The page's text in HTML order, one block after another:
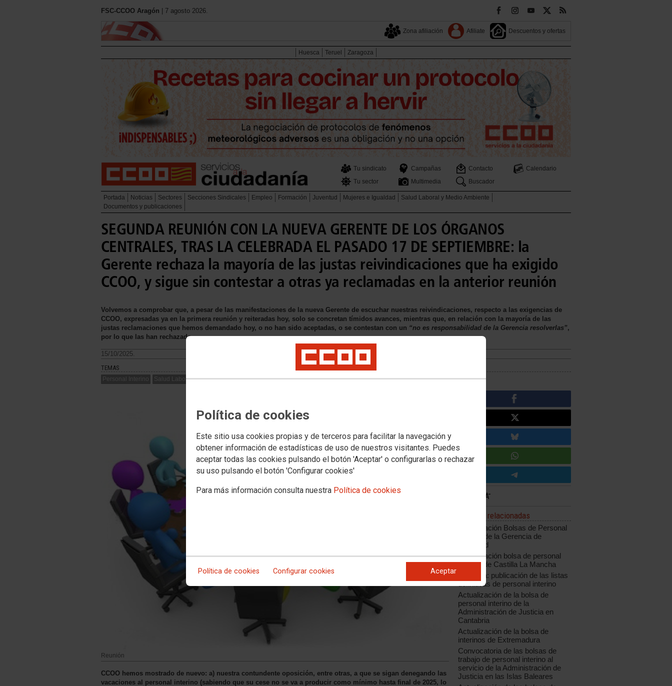
Política de cookies
Este sitio usa cookies propias y de terceros para facilitar la navegación y
obtener información de estadísticas de uso de nuestros visitantes. Puedes
aceptar todas las cookies pulsando el botón 'Aceptar' o configurarlas o rechazar
su uso pulsando el botón 'Configurar cookies'
Para más información consulta nuestra Política de cookies
Política de cookies Configurar cookies Aceptar
FSC-CCOO Aragón | 7 agosto 2026.
Zona afiliación Afiliate Descuentos y ofertas
Huesca Teruel Zaragoza
Tu sindicato Campañas Contacto
Calendario
Tu sector
Multimedia Buscador
Portada Noticias Sectores Secciones Sindicales Empleo Formación Juventud Mujeres e Igualdad
Salud Laboral y Medio Ambiente
Documentos y publicaciones
SEGUNDA REUNIÓN CON LA NUEVA GERENTE DE LOS ÓRGANOS
CENTRALES, TRAS LA CELEBRADA EL PASADO 17 DE SEPTIEMBRE: la
Gerente rechaza la mayoría de las justas reivindicaciones que ha exigido
CCOO, y sigue sin contestar a otras ya reclamadas en la anterior reunión
Volvemos a comprobar que, a pesar de las manifestaciones de la nueva Gerente de escuchar nuestras reivindicaciones, respecto a las exigencias de
CCOO, expresadas ya en la primera reunión y reiteradas hoy, solo se concretan tímidos avances, mientras que, en relación con la mayoría de las
justas reclamaciones que hemos demandado hoy, o no han sido aceptadas, o se contestan con un “no es responsabilidad de la Gerencia resolverlas”,
por lo que las han rechazado
15/10/2025.
TEMAS
Personal Interino Salud Laboral Negociación Permisos y Vacaciones Retribuciones
Reunión
CCOO hemos mostrado de nuevo: a) nuestra contundente oposición, entre otras, a que se sigan denegando las
vacaciones al personal interino (sabiendo que su cese no se va a producir como mínimo hasta final de 2025, lo
Noticias relacionadas
Actualización Bolsas de Personal
Interino de la Gerencia de
Valladolid
Actualización bolsa de personal
interino de Castilla La Mancha
Cataluña: publicación de las listas
definitivas de personal interino
Actualización de la bolsa de
personal interino de la
Administración de Justicia en
Cantabria
Actualización de la bolsa de
interinos de Extremadura
Convocatoria de las bolsas de
trabajo de personal interino al
servicio de la Administración de
Justicia en las Islas Baleares